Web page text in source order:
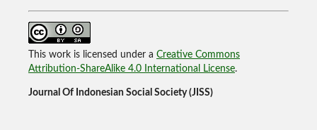
This work is licensed under a Creative Commons
Attribution-ShareAlike 4.0 International License.
Journal Of Indonesian Social Society (JISS)